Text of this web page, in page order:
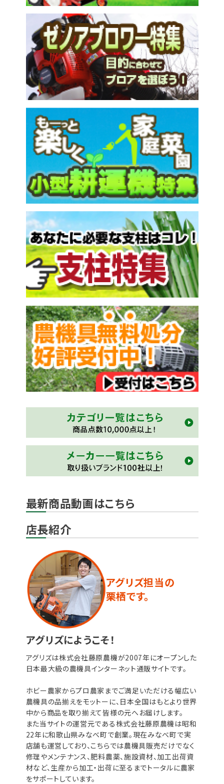
最新商品動画はこちら
店長紹介
アグリズ担当の
栗栖です。
アグリズにようこそ！
アグリズは株式会社藤原農機が2007年にオープンした
日本最大級の農機具インターネット通販サイトです。
ホビー農家からプロ農家までご満足いただける幅広い
農機具の品揃えをモットーに、日本全国はもとより世界
中から商品を取り揃えて皆様の元へお届けします。
また当サイトの運営元である株式会社藤原農機は昭和
22年に和歌山県みなべ町で創業。現在みなべ町で実
店舗も運営しており、こちらでは農機具販売だけでなく
修理やメンテナンス、肥料農薬、施設資材、加工出荷資
材など、生産から加工・出荷に至るまでトータルに農家
をサポートしています。